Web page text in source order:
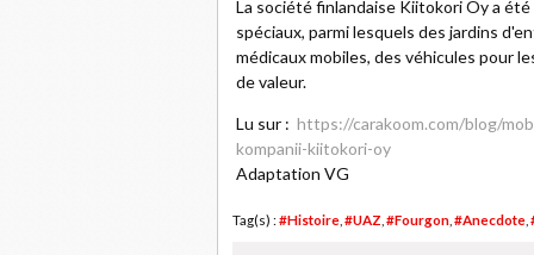
La société finlandaise Kiitokori Oy a
spéciaux, parmi lesquels des jardins
médicaux mobiles, des véhicules pour
de valeur.
Lu sur : https://carakoom.com/blog/
kompanii-kiitokori-oy
Adaptation VG
Tag(s) : #Histoire #UAZ #Fourgon #Anecdote